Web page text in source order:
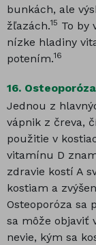
bunkách, ale
žľazách.15 To by
nízke hladiny
potením.16
16. Osteoporóza
Jednou z
vápnik z čreva,
použitie v
vitamínu D
zdravie kostí A
kostiam a
Osteoporóza sa
sa môže objaviť
nevie, kým sa